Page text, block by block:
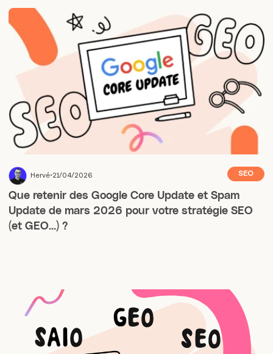
Hervé 21/04/2026
Que retenir des Google Core Update et Spam
Update de mars 2026 pour votre stratégie SEO
(et GEO…) ?
SEO